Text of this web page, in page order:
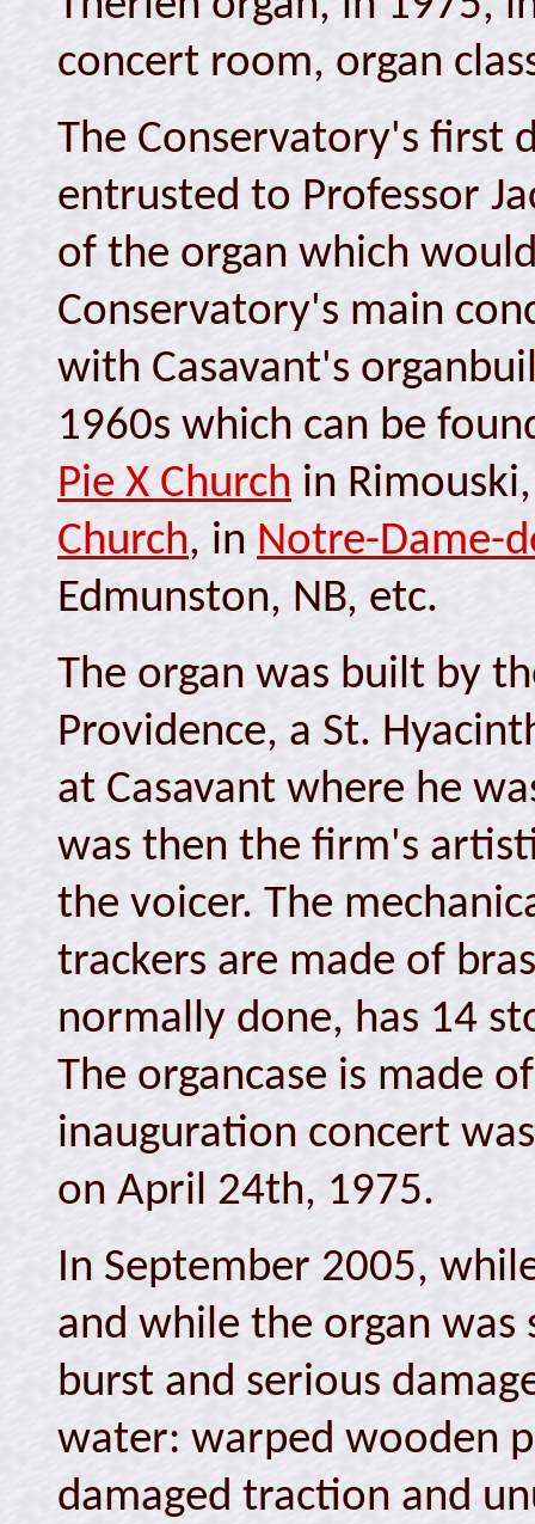
concert room, organ
The Conservatory's first
entrusted to Professor
of the organ which
Conservatory's main
with Casavant's
1960s which can be
Pie X Church in
Church, in Notre-Dame-
Edmunston, NB, etc.
The organ was built by
Providence, a St.
at Casavant where he
was then the firm's
the voicer. The
trackers are made of
normally done, has 14
The organcase is made
inauguration concert
on April 24th, 1975.
In September 2005,
and while the organ
burst and serious
water: warped wooden
damaged traction and